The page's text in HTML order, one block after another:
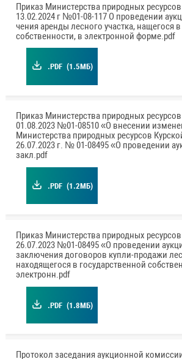
Приказ Министерства природных
13.02.2024 г №01-08-117 О проведении
чения аренды лесного участка, нащегося
собственности, в электронной форме.pdf
.PDF (1.5МБ)
Приказ Министерства природных
01.08.2023 №01-08510 «О внесении
Министерства природных ресурсов
26.07.2023 г. № 01-08495 «О проведении
закл.pdf
.PDF (1.2МБ)
Приказ Министерства природных
26.07.2023 №01-08495 «О проведении
заключения договоров купли-продажи
находящегося в государственной
электронн.pdf
.PDF (1.8МБ)
Протокол заседания аукционной